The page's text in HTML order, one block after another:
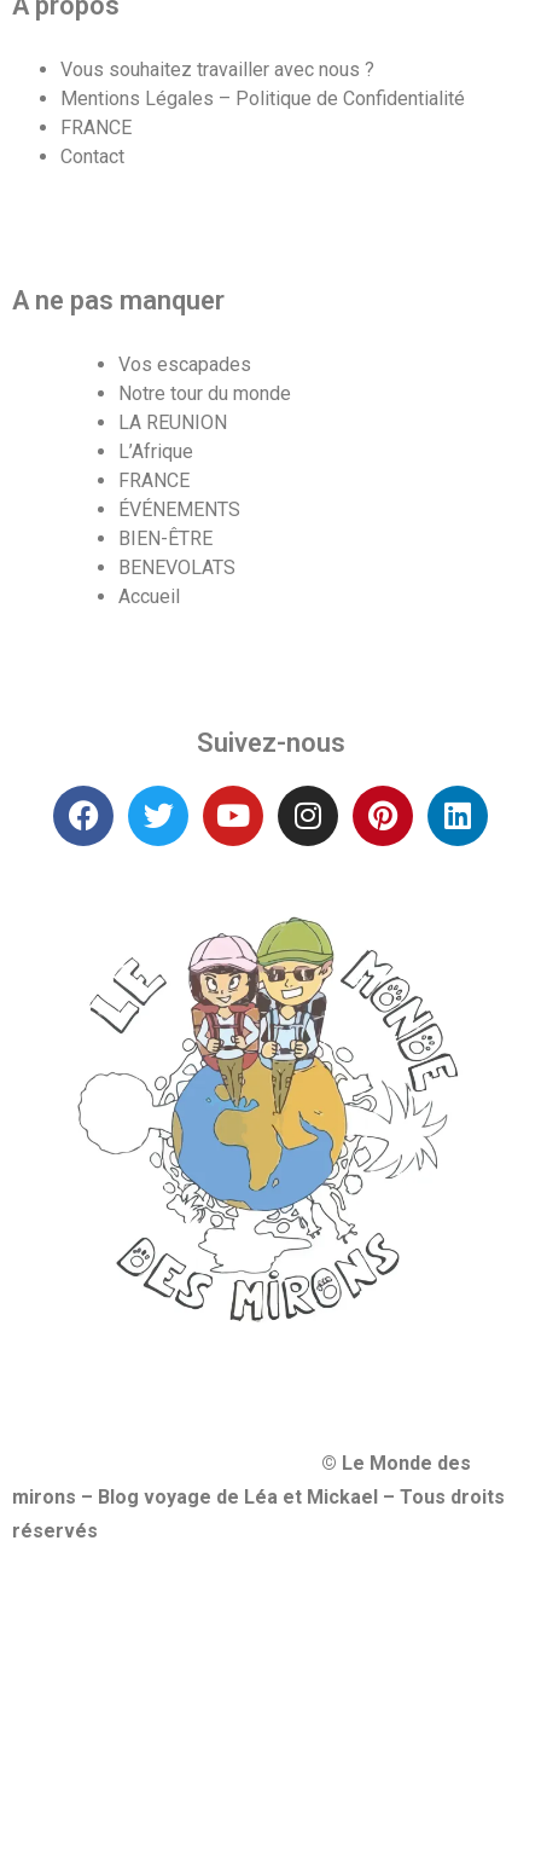
Vous souhaitez travailler avec nous ?
Mentions Légales – Politique de Confidentialité
FRANCE
Contact
A ne pas manquer
Vos escapades
Notre tour du monde
LA REUNION
L’Afrique
FRANCE
ÉVÉNEMENTS
BIEN-ÊTRE
BENEVOLATS
Accueil
Suivez-nous
© Le Monde des
mirons – Blog voyage de Léa et Mickael – Tous droits
réservés